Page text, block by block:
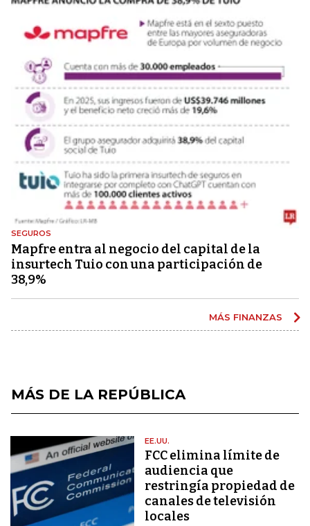
SEGUROS
Mapfre entra al negocio del capital de la
insurtech Tuio con una participación de
38,9%
MÁS FINANZAS
MÁS DE LA REPÚBLICA
EE.UU.
FCC elimina límite de
audiencia que
restringía propiedad de
canales de televisión
locales